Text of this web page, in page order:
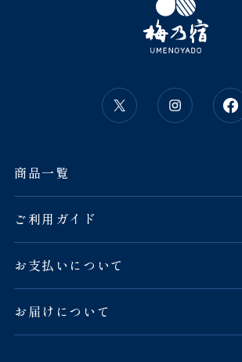
商品一覧
ご利用ガイド
お支払いについて
お届けについて